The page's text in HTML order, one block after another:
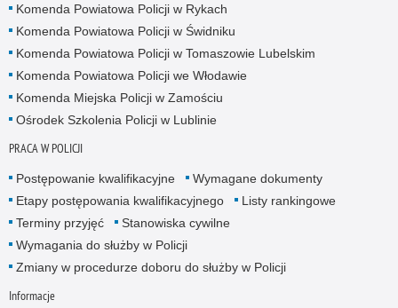
Komenda Powiatowa Policji w Rykach
Komenda Powiatowa Policji w Świdniku
Komenda Powiatowa Policji w Tomaszowie Lubelskim
Komenda Powiatowa Policji we Włodawie
Komenda Miejska Policji w Zamościu
Ośrodek Szkolenia Policji w Lublinie
PRACA W POLICJI
Postępowanie kwalifikacyjne
Wymagane dokumenty
Etapy postępowania kwalifikacyjnego
Listy rankingowe
Terminy przyjęć
Stanowiska cywilne
Wymagania do służby w Policji
Zmiany w procedurze doboru do służby w Policji
Informacje